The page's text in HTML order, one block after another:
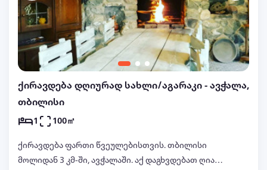
ქირავდება დღიურად სახლი/აგარაკი - ავჭალა,
თბილისი
1 100㎡
ქირავდება ფართი წვეულებისთვის. თბილისი
მოლიდან 3 კმ-ში, ავჭალაში. აქ დაგხვდებათ ღია